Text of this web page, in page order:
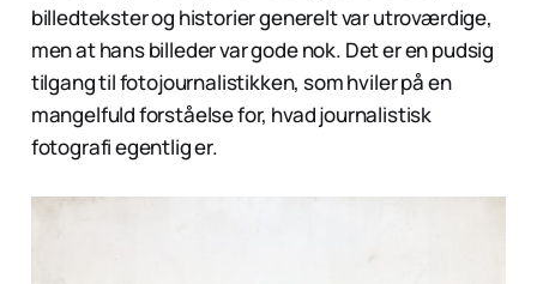
billedtekster og historier generelt var utroværdige,
men at hans billeder var gode nok. Det er en pudsig
tilgang til fotojournalistikken, som hviler på en
mangelfuld forståelse for, hvad journalistisk
fotografi egentlig er.